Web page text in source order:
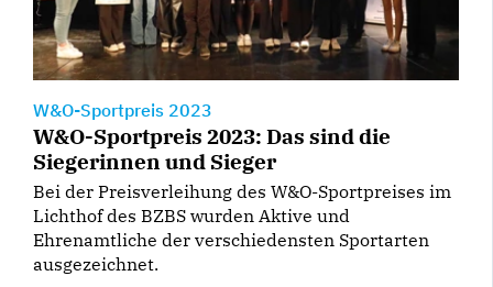
W&O-Sportpreis 2023
W&O-Sportpreis 2023: Das sind die
Siegerinnen und Sieger
Bei der Preisverleihung des W&O-Sportpreises im
Lichthof des BZBS wurden Aktive und
Ehrenamtliche der verschiedensten Sportarten
ausgezeichnet.